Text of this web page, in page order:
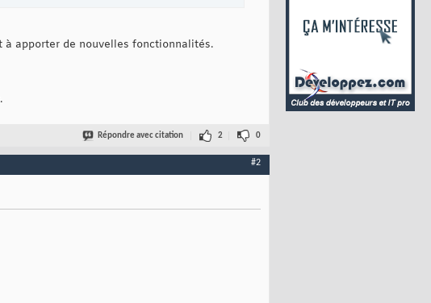
à apporter de nouvelles fonctionnalités.
.
Répondre avec citation 2 0
#2